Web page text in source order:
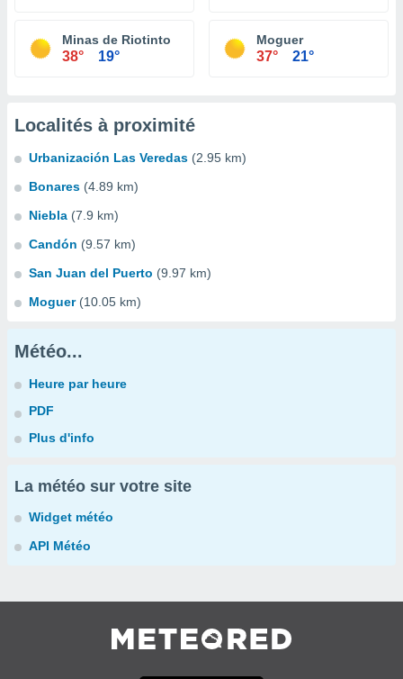
Minas de Riotinto
38° 19°
Moguer
37° 21°
Localités à proximité
Urbanización Las Veredas (2.95 km)
Bonares (4.89 km)
Niebla (7.9 km)
Candón (9.57 km)
San Juan del Puerto (9.97 km)
Moguer (10.05 km)
Météo...
Heure par heure
PDF
Plus d'info
La météo sur votre site
Widget météo
API Météo